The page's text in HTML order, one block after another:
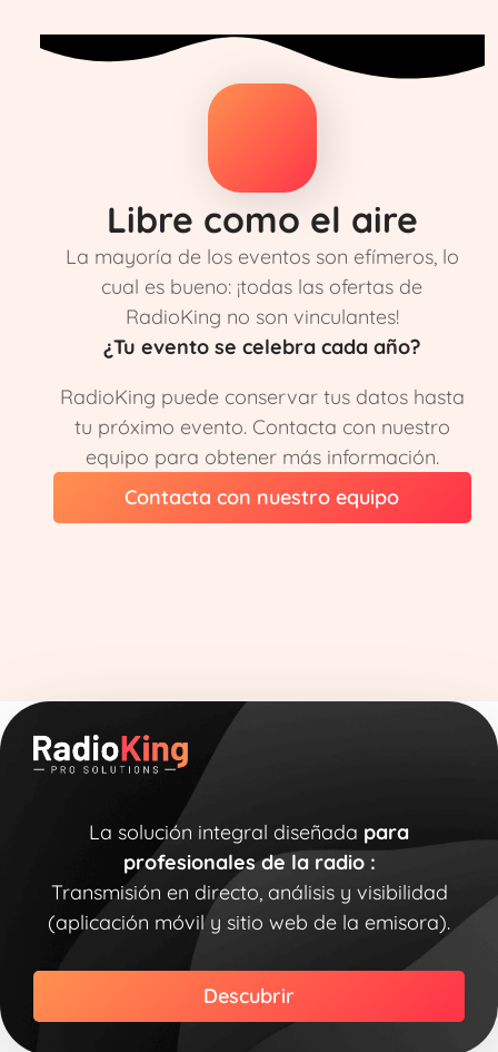
Libre como el aire
La mayoría de los eventos son efímeros, lo
cual es bueno: ¡todas las ofertas de
RadioKing no son vinculantes!
¿Tu evento se celebra cada año?
RadioKing puede conservar tus datos hasta
tu próximo evento. Contacta con nuestro
equipo para obtener más información.
Contacta con nuestro equipo
La solución integral diseñada para
profesionales de la radio :
Transmisión en directo, análisis y visibilidad
(aplicación móvil y sitio web de la emisora).
Descubrir